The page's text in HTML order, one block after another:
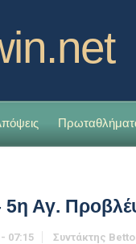
5η Αγ.
07:15 Συντάκτης